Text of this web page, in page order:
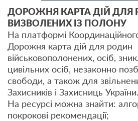
ДОРОЖНЯ КАРТА ДІЙ ДЛЯ
ВИЗВОЛЕНИХ ІЗ ПОЛОНУ
На платформі
Дорожня карта дій для родин
військовополонених, осіб,
цивільних осіб, незаконно
свободи, а також для
Захисників і Захисниць України.
На ресурсі можна знайти:
покрокові рекомендації;